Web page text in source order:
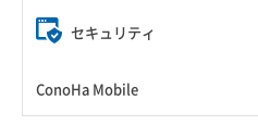
セキュリティ
ConoHa Mobile